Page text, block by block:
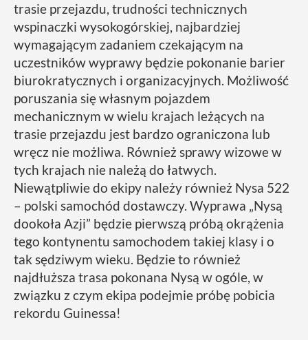
trasie przejazdu, trudności technicznych
wspinaczki wysokogórskiej, najbardziej
wymagającym zadaniem czekającym na
uczestników wyprawy będzie pokonanie barier
biurokratycznych i organizacyjnych. Możliwość
poruszania się własnym pojazdem
mechanicznym w wielu krajach leżących na
trasie przejazdu jest bardzo ograniczona lub
wręcz nie możliwa. Również sprawy wizowe w
tych krajach nie należą do łatwych.
Niewątpliwie do ekipy należy również Nysa 522
– polski samochód dostawczy. Wyprawa „Nysą
dookoła Azji” będzie pierwszą próbą okrążenia
tego kontynentu samochodem takiej klasy i o
tak sędziwym wieku. Będzie to również
najdłuższa trasa pokonana Nysą w ogóle, w
związku z czym ekipa podejmie próbę pobicia
rekordu Guinessa!